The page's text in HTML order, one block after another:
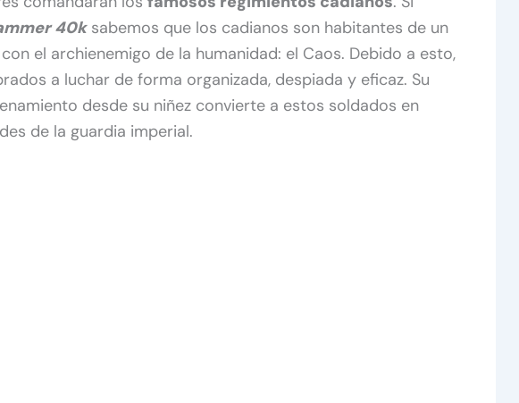
40ksabemos que los cadianos son habitantes de un
el archienemigo de la humanidad: el Caos. Debido a esto,
a luchar de forma organizada, despiada y eficaz. Su
desde su niñez convierte a estos soldados en
de la guardia imperial.